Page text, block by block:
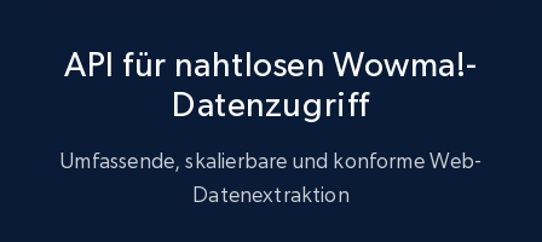
Zillow properties listing information
Zpid, City, State, HomeStatus, Address,
IsListingClaimedByCurrentSignedInUser,
IsCurrentSignedInAgentResponsible, Bedrooms,
API für nahtlosen Wowma!-
Datenzugriff
Umfassende, skalierbare und konforme Web-
Datenextraktion